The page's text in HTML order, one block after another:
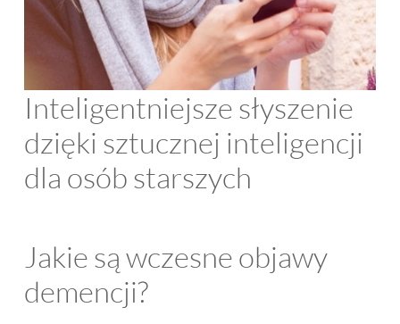
Inteligentniejsze słyszenie
dzięki sztucznej inteligencji
dla osób starszych
Jakie są wczesne objawy
demencji?